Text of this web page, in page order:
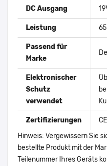
DC Ausgang
Leistung
Passend für
Marke
Elektronischer
Schutz
verwendet
Zertifizierungen
Hinweis: Vergewissern Sie
bestellte Produkt mit der
Teilenummer Ihres Geräts